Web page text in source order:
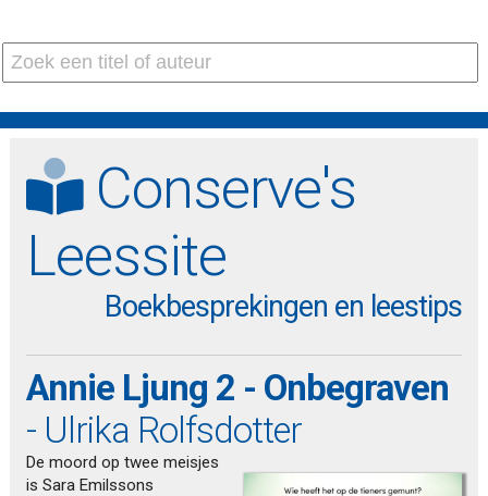
Conserve's
Leessite
Boekbesprekingen en leestips
Annie Ljung 2 - Onbegraven
- Ulrika Rolfsdotter
De moord op twee meisjes
is Sara Emilssons